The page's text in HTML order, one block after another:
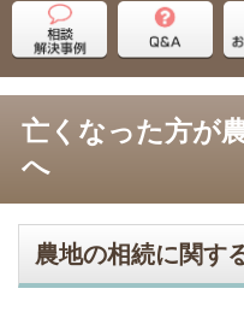
亡くなった方が
へ
農地の相続に関す